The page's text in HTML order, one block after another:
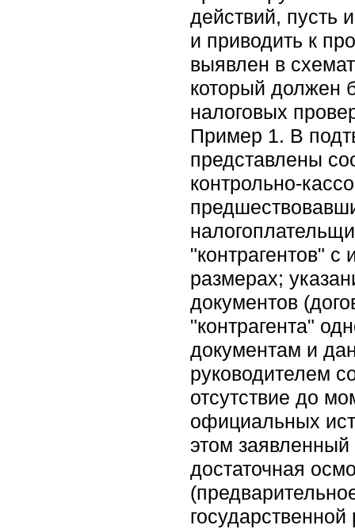
действий, пусть
и приводить к
выявлен в
который должен
налоговых
Пример 1. В
представлены
контрольно-
"контрагентов"
размерах;
документов
"контрагента"
документам и
руководителем
отсутствие до
официальных
этом
достаточная